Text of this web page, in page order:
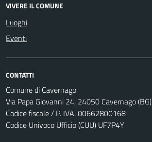
VIVERE IL COMUNE
Luoghi
Eventi
CONTATTI
Comune di Cavernago
Via Papa Giovanni 24, 24050 Cavernago (BG)
Codice fiscale / P. IVA: 00662800168
Codice Univoco Ufficio (CUU) UF7P4Y